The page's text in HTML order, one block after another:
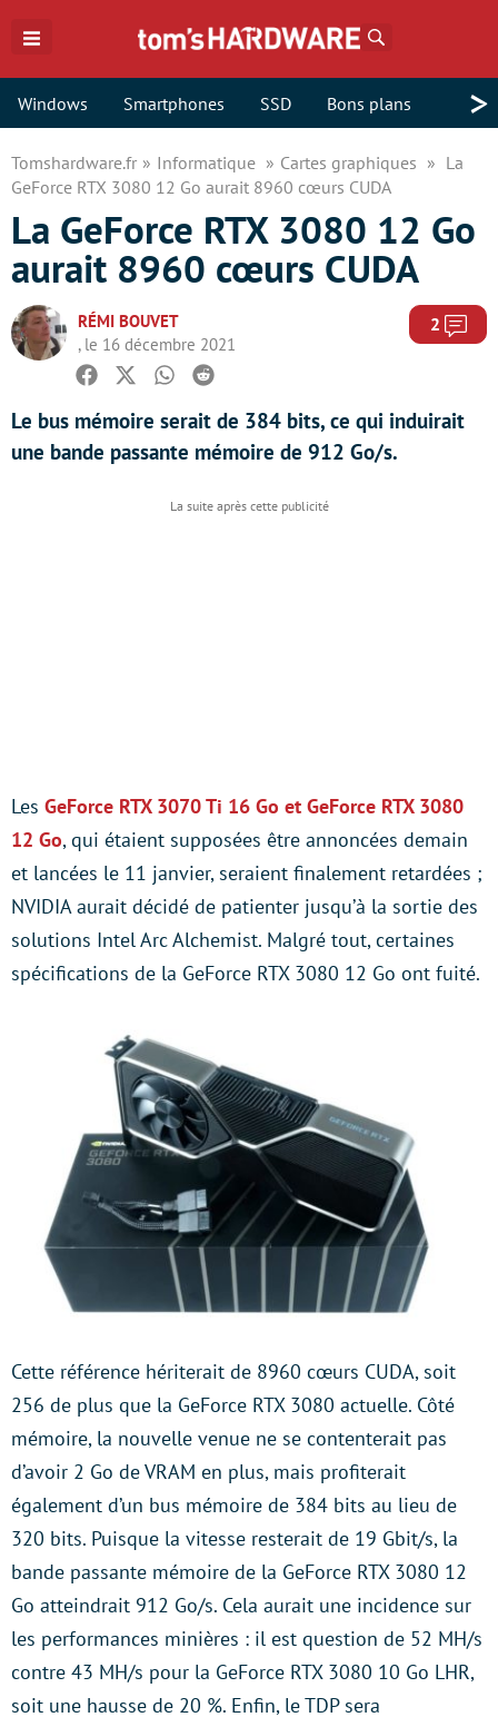
Windows Smartphones SSD Bons plans >
Tomshardware.fr Informatique Cartes graphiques
La
GeForce RTX 3080 12 Go aurait 8960 cœurs CUDA
La GeForce RTX 3080 12 Go
aurait 8960 cœurs CUDA
RÉMI BOUVET
, le 16 décembre 2021
2
Facebook
TwitterWhatsapp
Reddit
Le bus mémoire serait de 384 bits, ce qui induirait
une bande passante mémoire de 912 Go/s.
Les GeForce RTX 3070 Ti 16 Go et GeForce RTX 3080
12 Go, qui étaient supposées être annoncées demain
et lancées le 11 janvier, seraient finalement retardées ;
NVIDIA aurait décidé de patienter jusqu’à la sortie des
solutions Intel Arc Alchemist. Malgré tout, certaines
spécifications de la GeForce RTX 3080 12 Go ont fuité.
Cette référence hériterait de 8960 cœurs CUDA, soit
256 de plus que la GeForce RTX 3080 actuelle. Côté
mémoire, la nouvelle venue ne se contenterait pas
d’avoir 2 Go de VRAM en plus, mais profiterait
également d’un bus mémoire de 384 bits au lieu de
320 bits. Puisque la vitesse resterait de 19 Gbit/s, la
bande passante mémoire de la GeForce RTX 3080 12
Go atteindrait 912 Go/s. Cela aurait une incidence sur
les performances minières : il est question de 52 MH/s
contre 43 MH/s pour la GeForce RTX 3080 10 Go LHR,
soit une hausse de 20 %. Enfin, le TDP sera